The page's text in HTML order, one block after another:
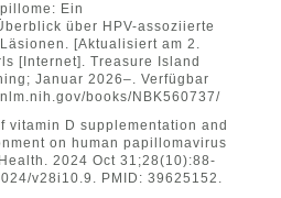
Ein
über HPV-assoziierte
[Aktualisiert am 2.
[Internet]. Treasure Island
Januar 2026–. Verfügbar
books/NBK560737/
vitamin D supplementation and
on human papillomavirus
2024 Oct 31;28(10):88-
v28i10.9. PMID: 39625152.